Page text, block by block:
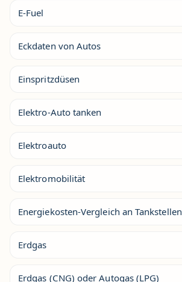
E-Fuel
Eckdaten von Autos
Einspritzdüsen
Elektro-Auto tanken
Elektroauto
Elektromobilität
Energiekosten-Vergleich an Tankstellen
Erdgas
Erdgas (CNG) oder Autogas (LPG)